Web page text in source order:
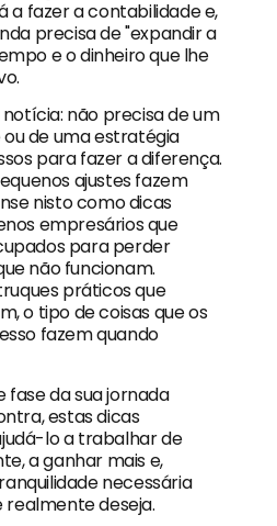
a fazer a contabilidade e,
precisa de "expandir a
e o dinheiro que lhe
não precisa de um
de uma estratégia
para fazer a diferença.
ajustes fazem
nisto como dicas
empresários que
para perder
não funcionam.
práticos que
o tipo de coisas que os
fazem quando
fase da sua jornada
estas dicas
lo a trabalhar de
a ganhar mais e,
necessária
deseja.